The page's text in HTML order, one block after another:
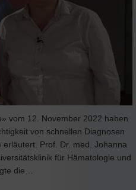
vom 12. November 2022 haben
von schnellen Diagnosen
Prof. Dr. med. Johanna
für Hämatologie und
die…